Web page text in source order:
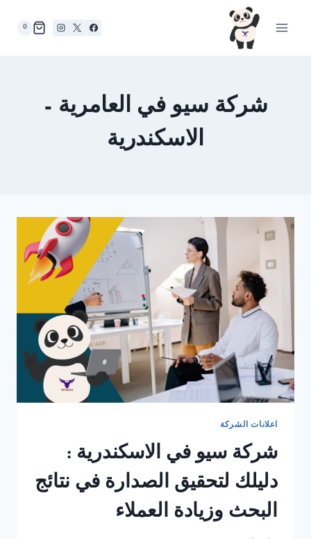
0
شركة سيو في العامرية –
الاسكندرية
اعلانات الشركة
شركة سيو في الاسكندرية :
دليلك لتحقيق الصدارة في نتائج
البحث وزيادة العملاء